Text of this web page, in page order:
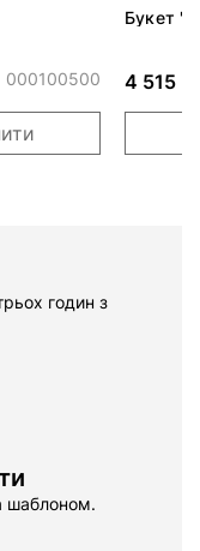
000100500
Букет
4 515
годин з
шаблоном.